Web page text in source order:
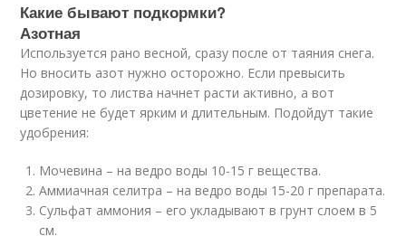
Какие бывают подкормки?
Азотная
Используется рано весной, сразу после от таяния снега.
Но вносить азот нужно осторожно. Если превысить
дозировку, то листва начнет расти активно, а вот
цветение не будет ярким и длительным. Подойдут такие
удобрения:
Мочевина – на ведро воды 10-15 г вещества.
Аммиачная селитра – на ведро воды 15-20 г препарата.
Сульфат аммония – его укладывают в грунт слоем в 5
см.